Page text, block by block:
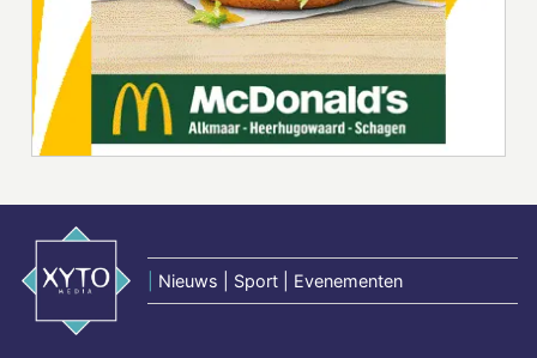
Nieuws | Sport | Evenementen